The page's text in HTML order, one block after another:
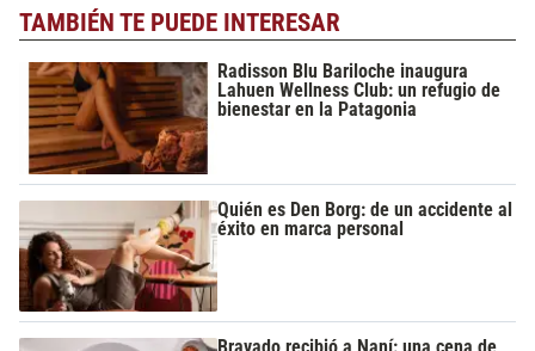
TAMBIÉN TE PUEDE INTERESAR
Radisson Blu Bariloche inaugura
Lahuen Wellness Club: un refugio de
bienestar en la Patagonia
Quién es Den Borg: de un accidente al
éxito en marca personal